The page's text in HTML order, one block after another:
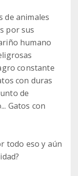
de animales
por sus
humano
constante
con duras
de
Gatos con
todo eso y aún